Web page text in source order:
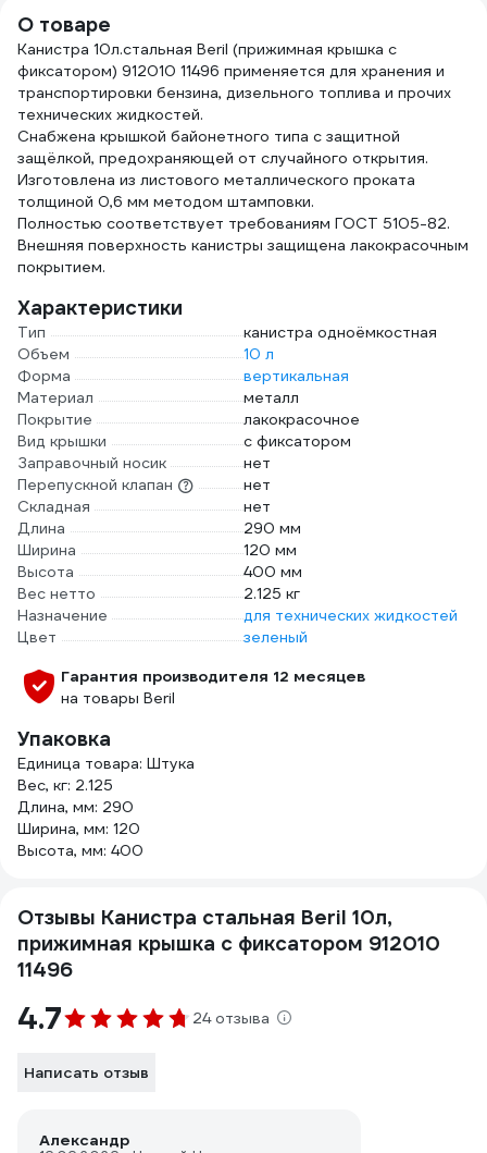
О товаре
Канистра 10л.стальная Beril (прижимная крышка с
фиксатором) 912010 11496 применяется для хранения и
транспортировки бензина, дизельного топлива и прочих
технических жидкостей.
Снабжена крышкой байонетного типа с защитной
защёлкой, предохраняющей от случайного открытия.
Изготовлена из листового металлического проката
толщиной 0,6 мм методом штамповки.
Полностью соответствует требованиям ГОСТ 5105-82.
Внешняя поверхность канистры защищена лакокрасочным
покрытием.
Характеристики
Тип
канистра одноёмкостная
Объем
10 л
Форма
вертикальная
Материал
металл
Покрытие
лакокрасочное
Вид крышки
с фиксатором
Заправочный носик
нет
Перепускной клапан
нет
Складная
нет
Длина
290 мм
Ширина
120 мм
Высота
400 мм
Вес нетто
2.125 кг
Назначение
для технических жидкостей
Цвет
зеленый
Гарантия производителя 12 месяцев
на товары Beril
Упаковка
Единица товара: Штука
Вес, кг: 2.125
Длина, мм: 290
Ширина, мм: 120
Высота, мм: 400
Отзывы Канистра стальная Beril 10л,
прижимная крышка с фиксатором 912010
11496
4.7 24 отзыва
Написать отзыв
Александр